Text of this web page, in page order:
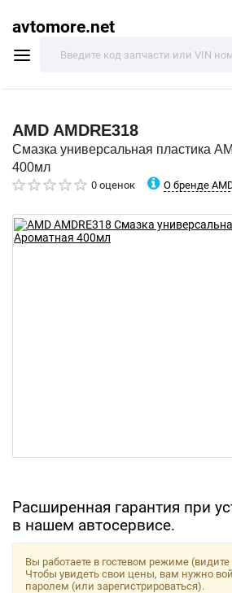
avtomore.net
AMD AMDRE318
Смазка универсальная пластика
400мл
0 оценок О бренде
Расширенная гарантия при
в нашем автосервисе.
Вы работаете в гостевом режиме
Чтобы увидеть свои цены, вам нужно
паролем (или зарегистрироваться).